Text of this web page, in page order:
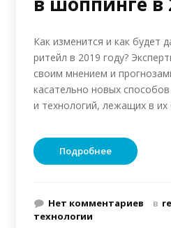
Как изменится и как будет
ритейл в 2019 году?
своим мнением и
касательно новых
и технологий, лежащих в их
Подробнее
Нет комментариев в
технологии